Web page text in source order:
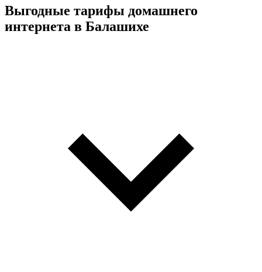
Выгодные тарифы домашнего
интернета в Балашихе